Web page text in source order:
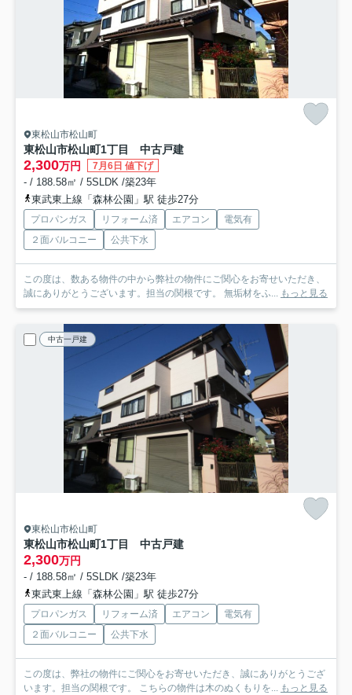
東松山市松山町
東松山市松山町1丁目 中古戸建
2,300万円 7月6日 値下げ
- / 188.58㎡ / 5SLDK /築23年
東武東上線「森林公園」駅 徒歩27分
プロパンガス リフォーム済 エアコン
電気有
２面バルコニー
公共下水
この度は、数ある物件の中から弊社の物件にご関心をお寄せいただき、
誠にありがとうございます。担当の関根です。 無垢材をふ... もっと見る
中古一戸建
東松山市松山町
東松山市松山町1丁目 中古戸建
2,300万円
- / 188.58㎡ / 5SLDK /築23年
東武東上線「森林公園」駅 徒歩27分
プロパンガス リフォーム済 エアコン
電気有
２面バルコニー
公共下水
この度は、弊社の物件にご関心をお寄せいただき、誠にありがとうござ
います。担当の関根です。 こちらの物件は木のぬくもりを... もっと見る